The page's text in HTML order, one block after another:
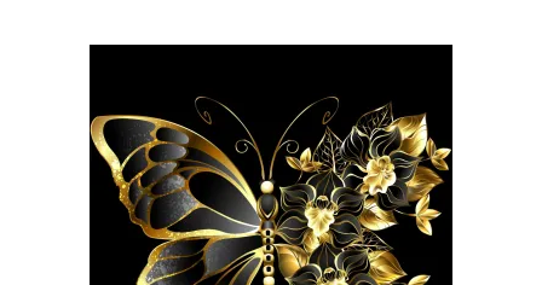
prix :
à
10,00 €